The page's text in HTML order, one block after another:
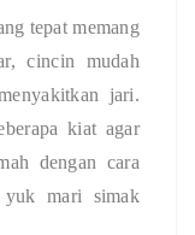
tepat memang
cincin mudah
jari.
kiat agar
dengan cara
yuk mari simak